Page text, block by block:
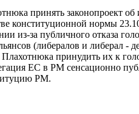
принять законопроект
конституционной нормы
из-за публичного отказа
(либералов и либерал -
принудить их к
ЕС в РМ сенсационно
РМ.